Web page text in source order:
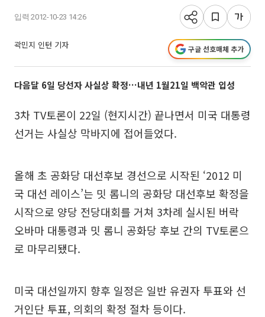
입력 2012-10-23 14:26
곽민지 인턴 기자 구글 선호매체 추가
다음달 6일 당선자 사실상 확정…내년 1월21일 백악관 입성
3차 TV토론이 22일 (현지시간) 끝나면서 미국 대통령
선거는 사실상 막바지에 접어들었다.
올해 초 공화당 대선후보 경선으로 시작된 ‘2012 미
국 대선 레이스’는 밋 롬니의 공화당 대선후보 확정을
시작으로 양당 전당대회를 거쳐 3차례 실시된 버락
오바마 대통령과 밋 롬니 공화당 후보 간의 TV토론으
로 마무리됐다.
미국 대선일까지 향후 일정은 일반 유권자 투표와 선
거인단 투표, 의회의 확정 절차 등이다.